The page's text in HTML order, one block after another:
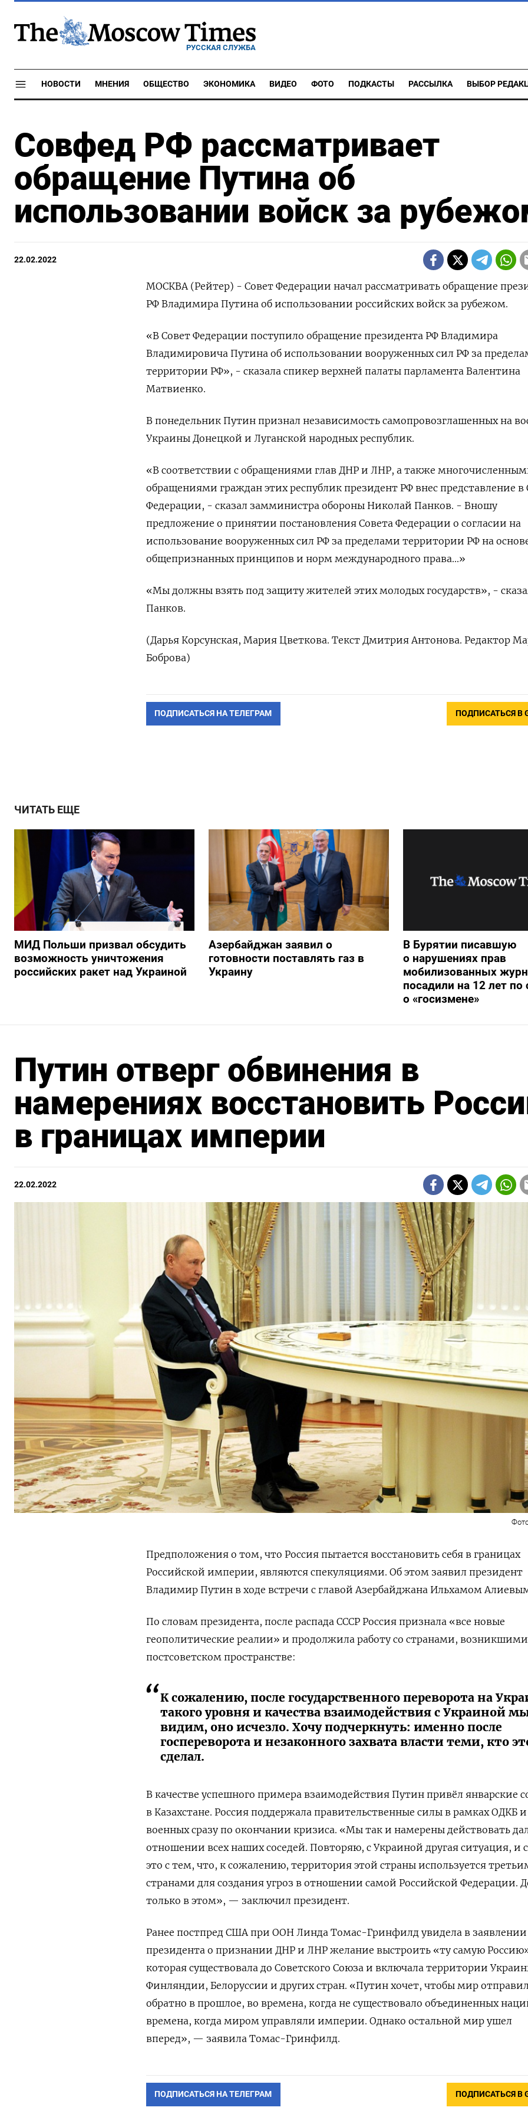
РУССКАЯ СЛУЖБА
НОВОСТИ МНЕНИЯ ОБЩЕСТВО ЭКОНОМИКА ВИДЕО ФОТО ПОДКАСТЫ РАССЫЛКА ВЫБОР
Совфед РФ рассматривает
обращение Путина об
использовании войск за
22.02.2022
МОСКВА (Рейтер) - Совет Федерации начал рассматривать обращение
РФ Владимира Путина об использовании российских войск за рубежом.
«В Совет Федерации поступило обращение президента РФ Владимира
Владимировича Путина об использовании вооруженных сил РФ за
территории РФ», - сказала спикер верхней палаты парламента Валентина
Матвиенко.
В понедельник Путин признал независимость самопровозглашенных на
Украины Донецкой и Луганской народных республик.
«В соответствии с обращениями глав ДНР и ЛНР, а также
обращениями граждан этих республик президент РФ внес представление в
Федерации, - сказал замминистра обороны Николай Панков. - Вношу
предложение о принятии постановления Совета Федерации о согласии на
использование вооруженных сил РФ за пределами территории РФ на
общепризнанных принципов и норм международного права...»
«Мы должны взять под защиту жителей этих молодых государств», -
Панков.
(Дарья Корсунская, Мария Цветкова. Текст Дмитрия Антонова. Редактор
Боброва)
ПОДПИСАТЬСЯ НА ТЕЛЕГРАМ ПОДПИСАТЬСЯ В
ЧИТАТЬ ЕЩЕ
МИД Польши призвал обсудить
возможность уничтожения
российских ракет над Украиной
Азербайджан заявил о
готовности поставлять газ в
Украину
В Бурятии писавшую
о нарушениях прав
мобилизованных
посадили на 12 лет по
о «госизмене»
Путин отверг обвинения в
намерениях восстановить
в границах империи
22.02.2022
Предположения о том, что Россия пытается восстановить себя в границах
Российской империи, являются спекуляциями. Об этом заявил президент
Владимир Путин в ходе встречи с главой Азербайджана Ильхамом
По словам президента, после распада СССР Россия признала «все новые
геополитические реалии» и продолжила работу со странами,
постсоветском пространстве:
К сожалению, после государственного переворота на
такого уровня и качества взаимодействия с Украиной
видим, оно исчезло. Хочу подчеркнуть: именно после
госпереворота и незаконного захвата власти теми, кто
сделал.
В качестве успешного примера взаимодействия Путин привёл январские
в Казахстане. Россия поддержала правительственные силы в рамках ОДКБ
военных сразу по окончании кризиса. «Мы так и намерены действовать
отношении всех наших соседей. Повторяю, с Украиной другая ситуация, и
это с тем, что, к сожалению, территория этой страны используется
странами для создания угроз в отношении самой Российской Федерации.
только в этом», — заключил президент.
Ранее постпред США при ООН Линда Томас-Гринфилд увидела в заявлении
президента о признании ДНР и ЛНР желание выстроить «ту самую
которая существовала до Советского Союза и включала территории
Финляндии, Белоруссии и других стран. «Путин хочет, чтобы мир
обратно в прошлое, во времена, когда не существовало объединенных
времена, когда миром управляли империи. Однако остальной мир ушел
вперед», — заявила Томас-Гринфилд.
ПОДПИСАТЬСЯ НА ТЕЛЕГРАМ ПОДПИСАТЬСЯ В